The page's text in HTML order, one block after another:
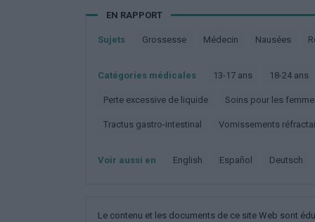
EN RAPPORT
Sujets Grossesse Médecin Nausées
Catégories médicales 13-17 ans 18-24 ans
Perte excessive de liquide Soins pour les
Tractus gastro-intestinal Vomissements
Voir aussi en english español deutsch
Le contenu et les documents de ce site Web sont